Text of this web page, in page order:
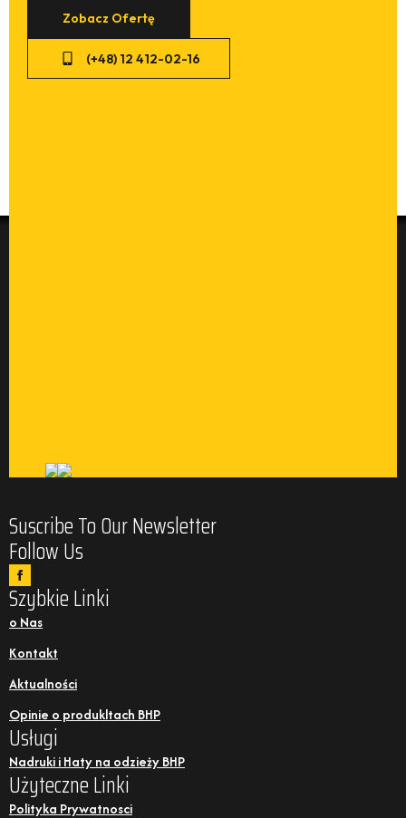
Zobacz Ofertę
(+48) 12 412-02-16
Suscribe To Our Newsletter
Follow Us
Szybkie Linki
o Nas
Kontakt
Aktualności
Opinie o produkltach BHP
Usługi
Nadruki i Haty na odzieży BHP
Użyteczne Linki
Polityka Prywatnosci